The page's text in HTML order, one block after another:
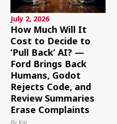
July 2, 2026
How Much Will It
Cost to Decide to
‘Pull Back’ AI? —
Ford Brings Back
Humans, Godot
Rejects Code, and
Review Summaries
Erase Complaints
By Kai